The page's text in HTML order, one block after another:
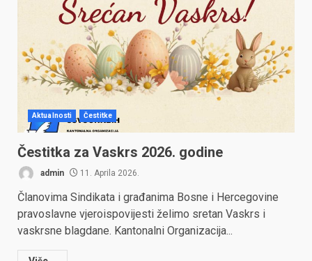
Aktualnosti Čestitke
Čestitka za Vaskrs 2026. godine
admin 11. Aprila 2026.
Članovima Sindikata i građanima Bosne i Hercegovine
pravoslavne vjeroispovijesti želimo sretan Vaskrs i
vaskrsne blagdane. Kantonalni Organizacija...